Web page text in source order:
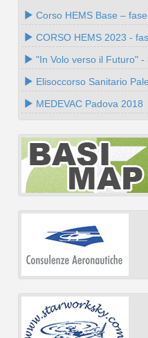
Corso HEMS Base –
CORSO HEMS 2023 -
"In Volo verso il Futuro"
Elisoccorso Sanitario
MEDEVAC Padova 2018